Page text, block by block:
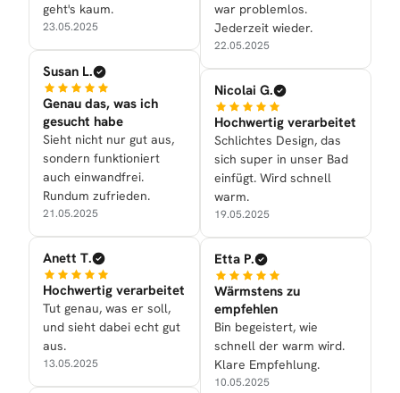
geht's kaum.
23.05.2025
Susan L.
Genau das, was ich
gesucht habe
Sieht nicht nur gut aus,
sondern funktioniert
auch einwandfrei.
Rundum zufrieden.
21.05.2025
Anett T.
Hochwertig verarbeitet
Tut genau, was er soll,
und sieht dabei echt gut
aus.
13.05.2025
war problemlos.
Jederzeit wieder.
22.05.2025
Nicolai G.
Hochwertig verarbeitet
Schlichtes Design, das
sich super in unser Bad
einfügt. Wird schnell
warm.
19.05.2025
Etta P.
Wärmstens zu
empfehlen
Bin begeistert, wie
schnell der warm wird.
Klare Empfehlung.
10.05.2025